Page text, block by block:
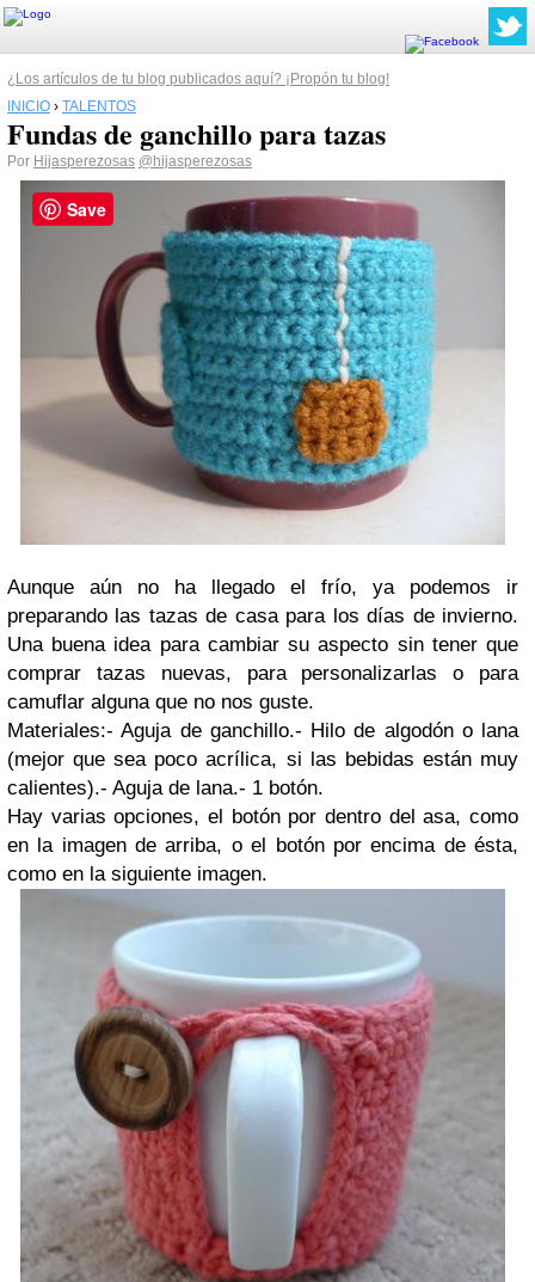
¿Los artículos de tu blog publicados aquí? ¡Propón tu blog!
INICIO › TALENTOS
Fundas de ganchillo para tazas
Por Hijasperezosas @hijasperezosas
Aunque aún no ha llegado el frío, ya podemos ir
preparando las tazas de casa para los días de invierno.
Una buena idea para cambiar su aspecto sin tener que
comprar tazas nuevas, para personalizarlas o para
camuflar alguna que no nos guste.
Materiales:- Aguja de ganchillo.- Hilo de algodón o lana
(mejor que sea poco acrílica, si las bebidas están muy
calientes).- Aguja de lana.- 1 botón.
Hay varias opciones, el botón por dentro del asa, como
en la imagen de arriba, o el botón por encima de ésta,
como en la siguiente imagen.
Save